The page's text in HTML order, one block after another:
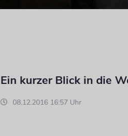
Ein kurzer Blick in die
08.12.2016 16:57 Uhr